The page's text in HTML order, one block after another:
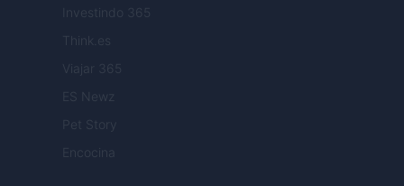
Investindo 365
Think.es
Viajar 365
ES Newz
Pet Story
Encocina